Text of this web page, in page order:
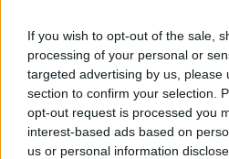
If you wish to opt-out of the sale,
processing of your personal or
targeted advertising by us, please
section to confirm your selection.
opt-out request is processed you
interest-based ads based on
us or personal information
certames populares de
e realizada anualmente na
tradição, atividade económica,
animação cultural e
constituindo um dos principais
do município e da Beira
CONTINUAR
ATUALIDADE